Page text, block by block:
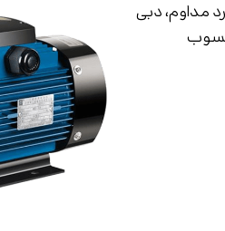
مداوم، دبی